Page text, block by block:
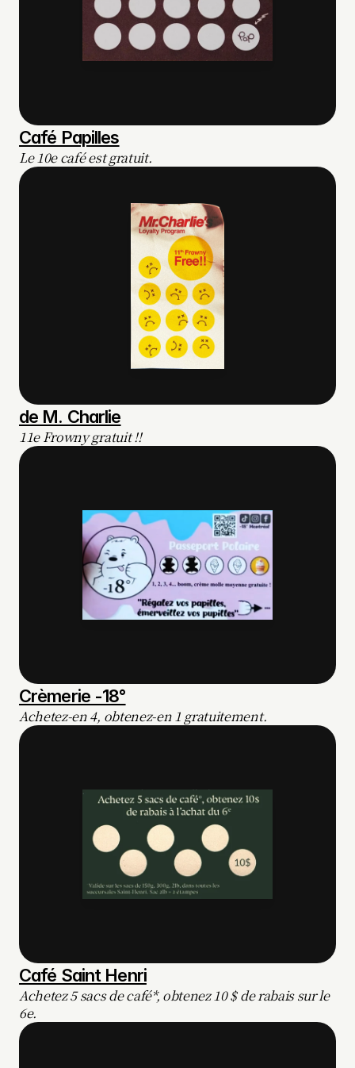
Café Papilles
Le 10e café est gratuit.
de M. Charlie
11e Frowny gratuit !!
Crèmerie -18°
Achetez-en 4, obtenez-en 1 gratuitement.
Café Saint Henri
Achetez 5 sacs de café*, obtenez 10 $ de rabais sur le
6e.